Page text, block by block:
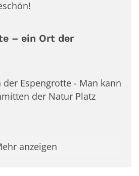
– ein Ort der
Espengrotte - Man kann
der Natur Platz
anzeigen